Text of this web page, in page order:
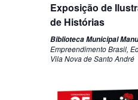
Exposição de
de Histórias
Biblioteca Municipal
Empreendimento Brasil,
Vila Nova de Santo André